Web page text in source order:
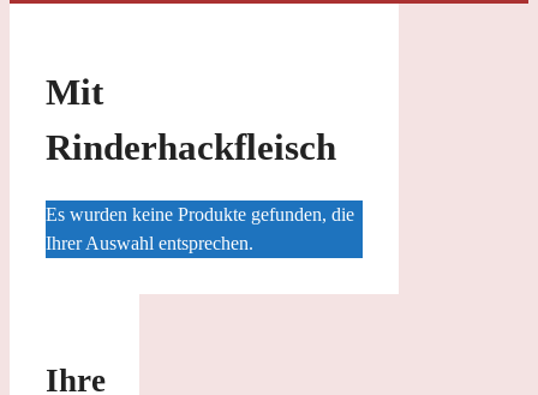
Mit
Rinderhackfleisch
Es wurden keine Produkte gefunden, die
Ihrer Auswahl entsprechen.
Ihre